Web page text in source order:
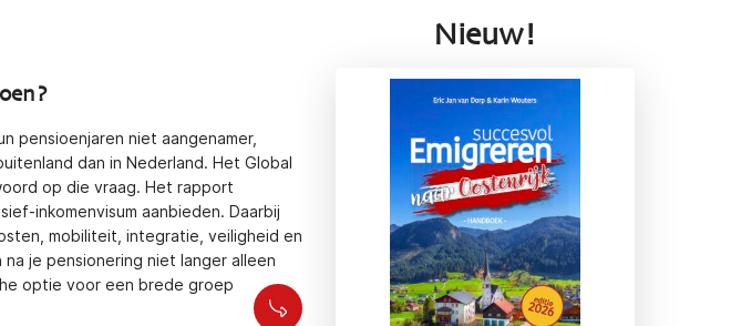
pensioenjaren niet aangenamer,
dan in Nederland. Het Global
op die vraag. Het rapport
inkomenvisum aanbieden. Daarbij
mobiliteit, integratie, veiligheid en
je pensionering niet langer alleen
optie voor een brede groep
Nieuw!